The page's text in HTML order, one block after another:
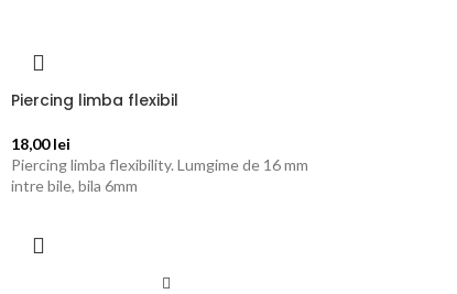
Piercing limba flexibil
18,00lei
Piercing limba flexibility. Lumgime de 16 mm
intre bile, bila 6mm